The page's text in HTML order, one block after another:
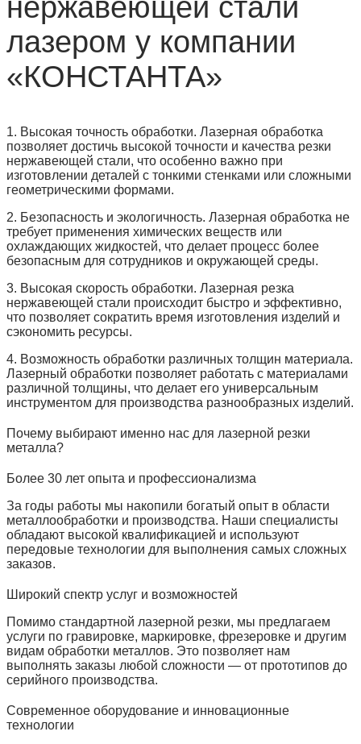
нержавеющей стали
лазером у компании
«КОНСТАНТА»
1. Высокая точность обработки. Лазерная обработка
позволяет достичь высокой точности и качества резки
нержавеющей стали, что особенно важно при
изготовлении деталей с тонкими стенками или сложными
геометрическими формами.
2. Безопасность и экологичность. Лазерная обработка не
требует применения химических веществ или
охлаждающих жидкостей, что делает процесс более
безопасным для сотрудников и окружающей среды.
3. Высокая скорость обработки. Лазерная резка
нержавеющей стали происходит быстро и эффективно,
что позволяет сократить время изготовления изделий и
сэкономить ресурсы.
4. Возможность обработки различных толщин материала.
Лазерный обработки позволяет работать с материалами
различной толщины, что делает его универсальным
инструментом для производства разнообразных изделий.
Почему выбирают именно нас для лазерной резки
металла?
Более 30 лет опыта и профессионализма
За годы работы мы накопили богатый опыт в области
металлообработки и производства. Наши специалисты
обладают высокой квалификацией и используют
передовые технологии для выполнения самых сложных
заказов.
Широкий спектр услуг и возможностей
Помимо стандартной лазерной резки, мы предлагаем
услуги по гравировке, маркировке, фрезеровке и другим
видам обработки металлов. Это позволяет нам
выполнять заказы любой сложности — от прототипов до
серийного производства.
Современное оборудование и инновационные
технологии